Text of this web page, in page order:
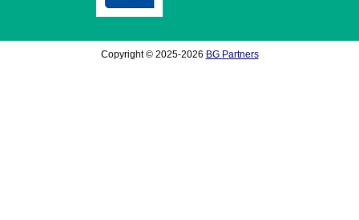
Copyright © 2025-2026 BG Partners